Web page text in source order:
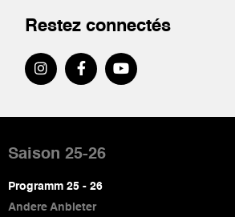
Restez connectés
de
page
Saison 25-26
Programm 25 - 26
Andere Anbieter